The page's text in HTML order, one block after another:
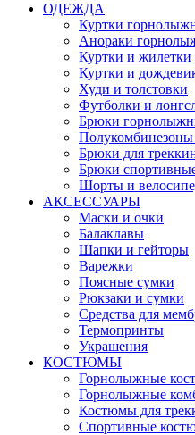
ОДЕЖДА
Куртки
Анораки
Куртки и жилетки
Куртки и
Худи и толстовки
Футболки и
Брюки
Брюки для
Брюки
Шорты и
АКСЕССУАРЫ
Маски и очки
Балаклавы
Шапки и гейторы
Варежки
Поясные сумки
Рюкзаки и сумки
Средства для
Термопринты
Украшения
КОСТЮМЫ
Горнолыжные
Горнолыжные
Костюмы для
Спортивные